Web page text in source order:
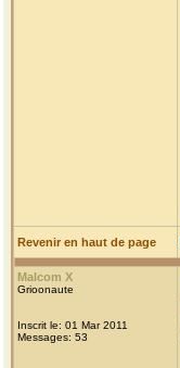
Revenir en haut de page
Malcom X
Grioonaute
Inscrit le: 01 Mar 2011
Messages: 53